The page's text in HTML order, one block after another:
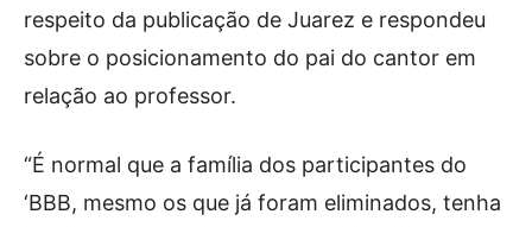
respeito da publicação de Juarez e respondeu
sobre o posicionamento do pai do cantor em
relação ao professor.
“É normal que a família dos participantes do
‘BBB, mesmo os que já foram eliminados, tenha